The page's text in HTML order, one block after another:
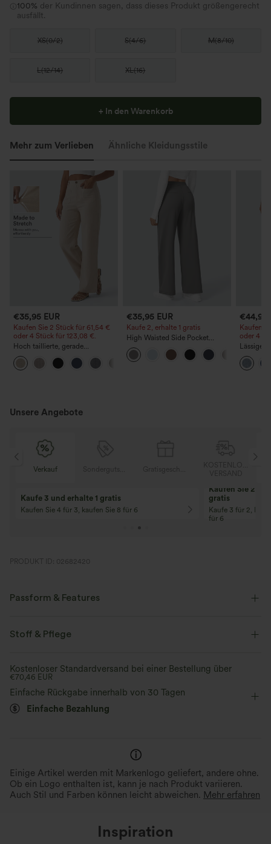
100% der Kundinnen sagen, dass dieses Produkt größengerecht
ausfällt.
XS(0/2) S(4/6) M(8/10)
L(12/14) XL(16)
+ In den Warenkorb
Mehr zum Verlieben Ähnliche Kleidungsstile
€35,95 EUR
Kaufen Sie 2 Stück für 61,54 €
oder 4 Stück für 123,08 €.
Hoch taillierte, gerade
geschnittene, legere Leinen-
Optik-Hose mit Taschen
€35,95 EUR
Kaufe 2, erhalte 1 gratis
High Waisted Side Pocket
Straight Leg Work Pants
€44,95
Kaufen
oder 4
Lässige
Taschen
Unsere Angebote
Verkauf
Kaufe 3 und erhalte 1 gratis
Kaufen Sie 4 für 3, kaufen Sie 8 für 6
Kaufen Sie 2
gratis
Kaufe 3 für 2,
für 6
PRODUKT ID: 02682420
Passform & Features
Stoff & Pflege
Kostenloser Standardversand bei einer Bestellung über
€70,46 EUR
Einfache Rückgabe innerhalb von 30 Tagen
Einfache Bezahlung
Einige Artikel werden mit Markenlogo geliefert, andere ohne.
Ob ein Logo enthalten ist, kann je nach Produkt variieren.
Auch Stil und Farben können leicht abweichen. Mehr erfahren
Inspiration